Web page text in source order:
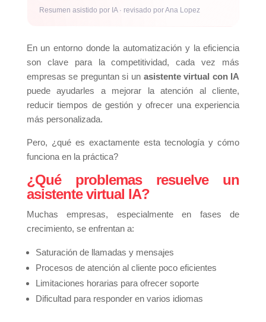
Resumen asistido por IA · revisado por Ana Lopez
En un entorno donde la automatización y la eficiencia
son clave para la competitividad, cada vez más
empresas se preguntan si un asistente virtual con IA
puede ayudarles a mejorar la atención al cliente,
reducir tiempos de gestión y ofrecer una experiencia
más personalizada.
Pero, ¿qué es exactamente esta tecnología y cómo
funciona en la práctica?
¿Qué problemas resuelve un
asistente virtual IA?
Muchas empresas, especialmente en fases de
crecimiento, se enfrentan a:
Saturación de llamadas y mensajes
Procesos de atención al cliente poco eficientes
Limitaciones horarias para ofrecer soporte
Dificultad para responder en varios idiomas